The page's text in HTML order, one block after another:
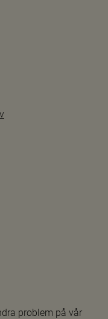
problem på vår